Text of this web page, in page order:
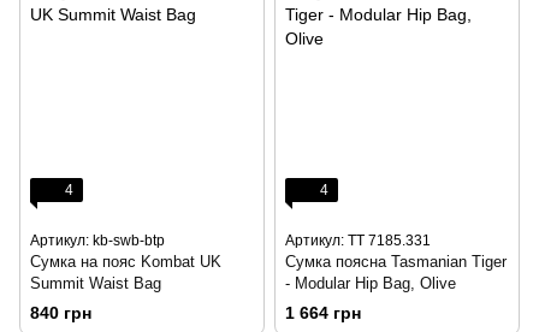
4
Артикул: kb-swb-btp
Сумка на пояс Kombat UK
Summit Waist Bag
840 грн
4
Артикул: TT 7185.331
Сумка поясна Tasmanian Tiger
- Modular Hip Bag, Olive
1 664 грн